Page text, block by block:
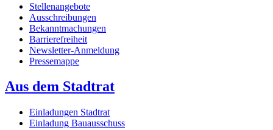
Stellenangebote
Ausschreibungen
Bekanntmachungen
Barrierefreiheit
Newsletter-Anmeldung
Pressemappe
Aus dem Stadtrat
Einladungen Stadtrat
Einladung Bauausschuss